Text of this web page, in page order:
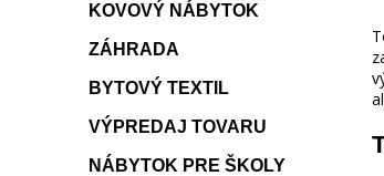
KOVOVÝ NÁBYTOK
ZÁHRADA
BYTOVÝ TEXTIL
VÝPREDAJ TOVARU
NÁBYTOK PRE ŠKOLY